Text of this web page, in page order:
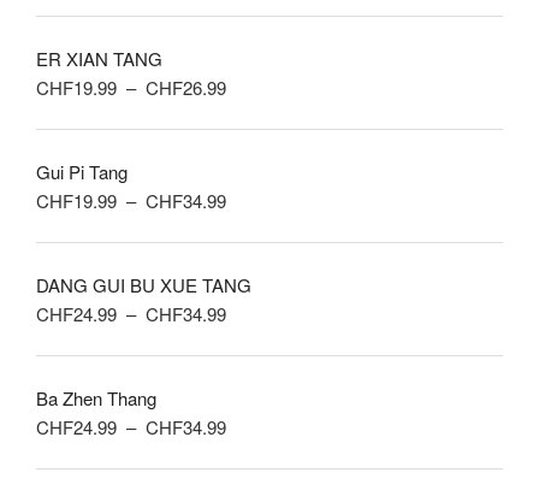
ER XIAN TANG
CHF19.99 – CHF26.99Plage
à
Gui Pi Tang
CHF19.99 – CHF34.99Plage
CHF19.99
à
DANG GUI BU XUE TANG
CHF24.99 – CHF34.99Plage
à
Ba Zhen Thang
CHF24.99 – CHF34.99Plage